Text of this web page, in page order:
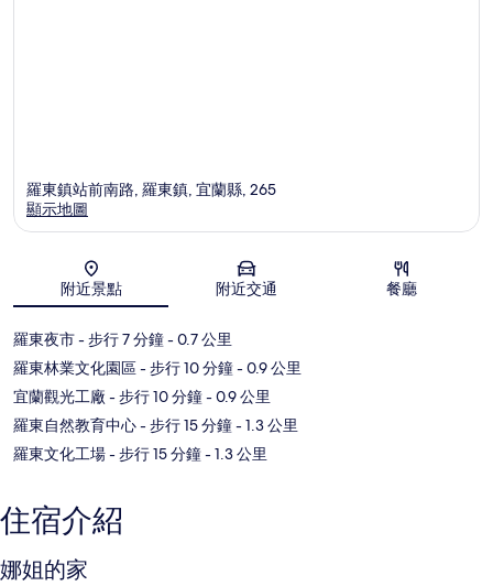
地圖
羅東鎮站前南路, 羅東鎮, 宜蘭縣, 265
顯示地圖
附近景點 附近交通 餐廳
羅東夜市- 步行 7 分鐘- 0.7 公里
羅東林業文化園區- 步行 10 分鐘- 0.9 公里
宜蘭觀光工廠 - 步行 10 分鐘- 0.9 公里
羅東自然教育中心- 步行 15 分鐘- 1.3 公里
羅東文化工場- 步行 15 分鐘- 1.3 公里
住宿介紹
娜姐的家